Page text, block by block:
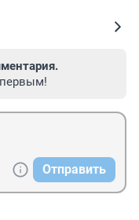
Отправить